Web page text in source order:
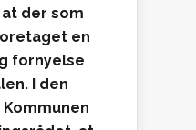
der som
en
fornyelse
I den